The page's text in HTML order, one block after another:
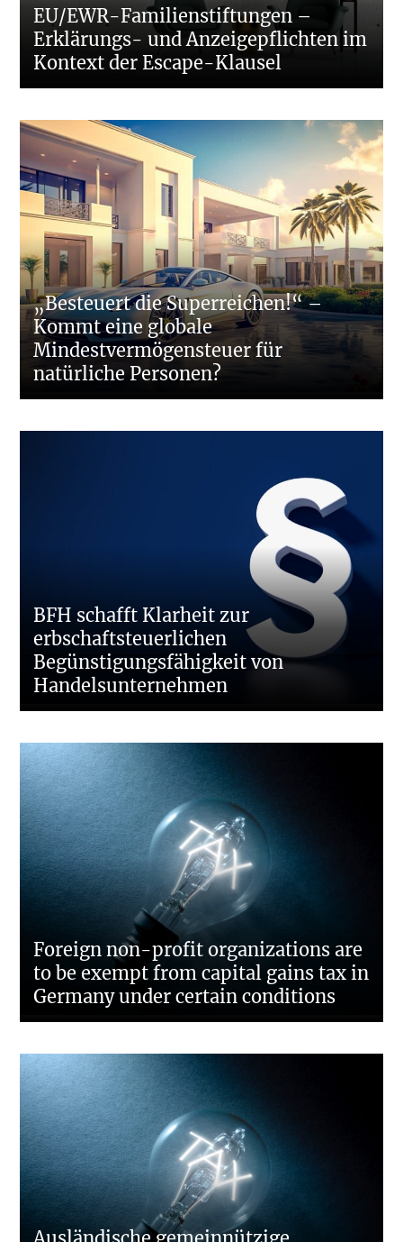
EU/EWR-Familienstiftungen –
Erklärungs- und Anzeigepflichten im
Kontext der Escape-Klausel
„Besteuert die Superreichen!“ –
Kommt eine globale
Mindestvermögensteuer für
natürliche Personen?
BFH schafft Klarheit zur
erbschaftsteuerlichen
Begünstigungsfähigkeit von
Handelsunternehmen
Foreign non-profit organizations are
to be exempt from capital gains tax in
Germany under certain conditions